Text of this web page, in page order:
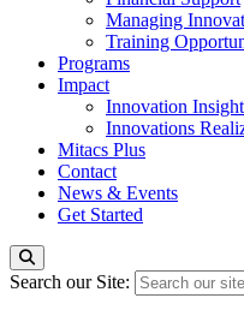
Managing
Training
Programs
Impact
Innovation
Innovations
Mitacs Plus
Contact
News & Events
Get Started
Search our Site: